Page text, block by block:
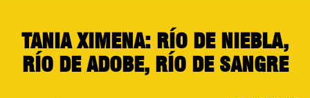
TANIA XIMENA: RÍO DE NIEBLA,
RÍO DE ADOBE, RÍO DE SANGRE